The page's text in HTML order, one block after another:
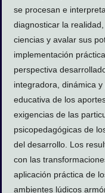
se procesan e
diagnosticar la
ciencias y avalar sus
implementación
perspectiva
integradora, dinámica
educativa de los
exigencias de las
psicopedagógicas de
del desarrollo. Los
con las
aplicación práctica de
ambientes lúdicos